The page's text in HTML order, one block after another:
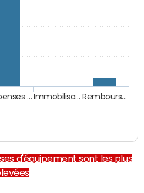
… Immobilisa… Rembours…
d'équipement sont les plus